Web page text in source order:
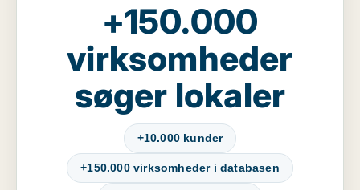
+150.000
virksomheder
søger lokaler
+10.000 kunder
+150.000 virksomheder i databasen